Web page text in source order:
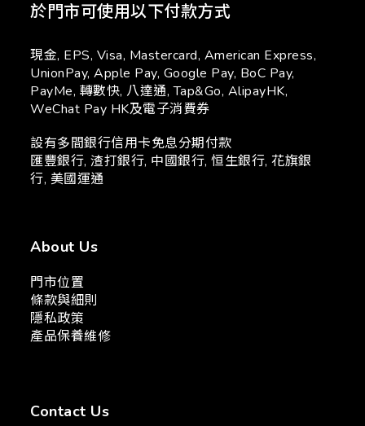
於門市可使用以下付款方式
現金, EPS, Visa, Mastercard, American Express,
UnionPay, Apple Pay, Google Pay, BoC Pay,
PayMe, 轉數快, 八達通, Tap&Go, AlipayHK,
WeChat Pay HK及電子消費券
設有多間銀行信用卡免息分期付款
匯豐銀行, 渣打銀行, 中國銀行, 恒生銀行, 花旗銀
行, 美國運通
About Us
門市位置
條款與細則
隱私政策
產品保養維修
Contact Us